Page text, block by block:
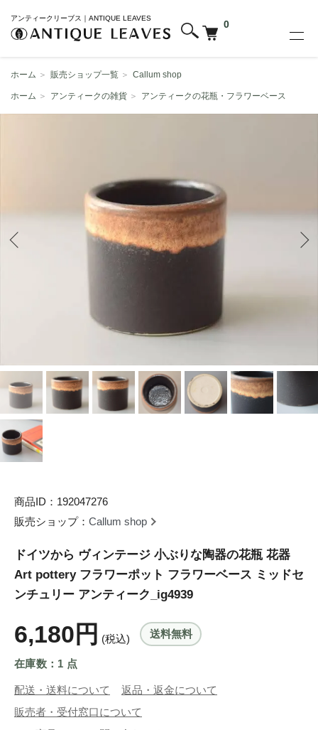
アンティークリーブス｜ANTIQUE LEAVES
0
ホーム ＞ 販売ショップ一覧 ＞ Callum shop
ホーム ＞ アンティークの雑貨 ＞ アンティークの花瓶・フラワーベース
商品ID：192047276
販売ショップ： Callum shop
ドイツから ヴィンテージ 小ぶりな陶器の花瓶 花器
Art pottery フラワーポット フラワーベース ミッドセ
ンチュリー アンティーク_ig4939
6,180円 (税込) 送料無料
在庫数：1 点
配送・送料について
返品・返金について
販売者・受付窓口について